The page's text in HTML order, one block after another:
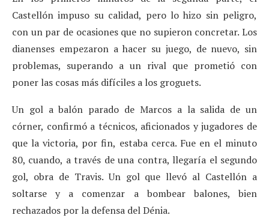
Castellón impuso su calidad, pero lo hizo sin peligro,
con un par de ocasiones que no supieron concretar. Los
dianenses empezaron a hacer su juego, de nuevo, sin
problemas, superando a un rival que prometió con
poner las cosas más difíciles a los groguets.
Un gol a balón parado de Marcos a la salida de un
córner, confirmó a técnicos, aficionados y jugadores de
que la victoria, por fin, estaba cerca. Fue en el minuto
80, cuando, a través de una contra, llegaría el segundo
gol, obra de Travis. Un gol que llevó al Castellón a
soltarse y a comenzar a bombear balones, bien
rechazados por la defensa del Dénia.